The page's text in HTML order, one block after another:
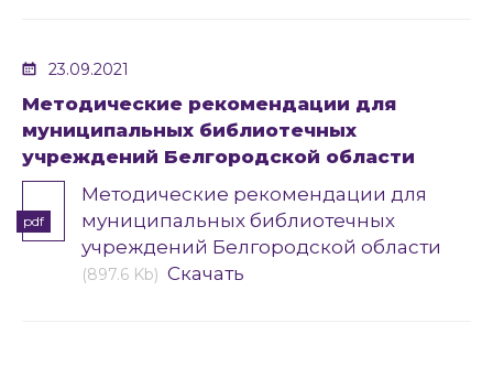
23.09.2021
Методические рекомендации для
муниципальных библиотечных
учреждений Белгородской области
pdf
Методические рекомендации для
муниципальных библиотечных
учреждений Белгородской области
(897.6 Kb) Скачать